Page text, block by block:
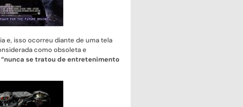
e, isso ocorreu diante de uma tela
como obsoleta e
se tratou de entretenimento